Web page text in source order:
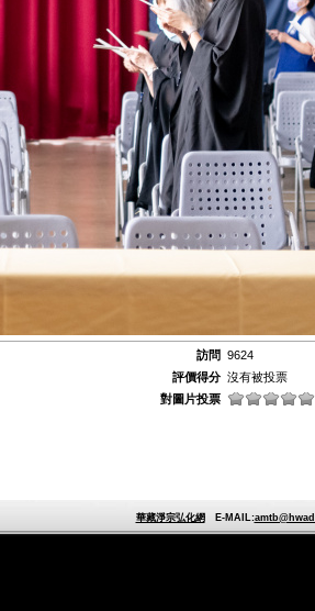
訪問 9624
評價得分 沒有被投票
對圖片投票
華藏淨宗弘化網E-MAIL: